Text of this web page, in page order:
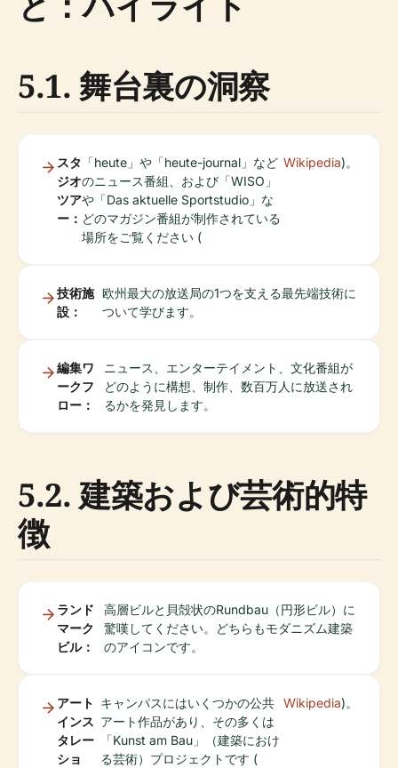
5.1. 舞台裏の洞察
スタ
ジオ
ツア
ー：
「heute」や「heute-journal」など
のニュース番組、および「WISO」
や「Das aktuelle Sportstudio」な
どのマガジン番組が制作されている
場所をご覧ください (
Wikipedia)。
技術施
設：
欧州最大の放送局の1つを支える最先端技術に
ついて学びます。
編集ワ
ークフ
ロー：
ニュース、エンターテイメント、文化番組が
どのように構想、制作、数百万人に放送され
るかを発見します。
5.2. 建築および芸術的特
徴
ランド
マーク
ビル：
高層ビルと貝殻状のRundbau（円形ビル）に
驚嘆してください。どちらもモダニズム建築
のアイコンです。
アート
インス
タレー
ショ
キャンパスにはいくつかの公共
アート作品があり、その多くは
「Kunst am Bau」（建築におけ
る芸術）プロジェクトです (
Wikipedia)。